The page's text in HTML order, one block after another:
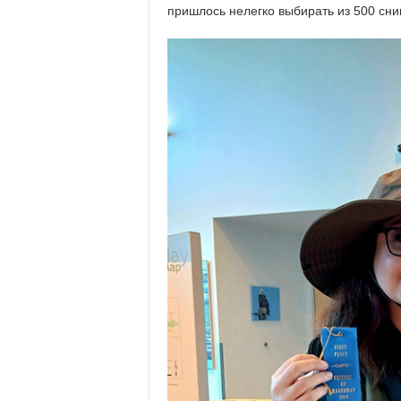
пришлось нелегко выбирать из 500